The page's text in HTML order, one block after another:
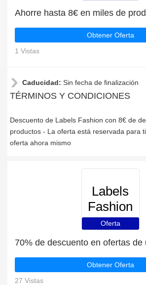
Obtener Oferta
1 Vistas
Caducidad: Sin fecha de finalización
TÉRMINOS Y CONDICIONES
Descuento de Labels Fashion con 8€ de
productos - La oferta está reservada para
oferta ahora mismo
Labels
Fashion
Oferta
Obtener Oferta
27 Vistas